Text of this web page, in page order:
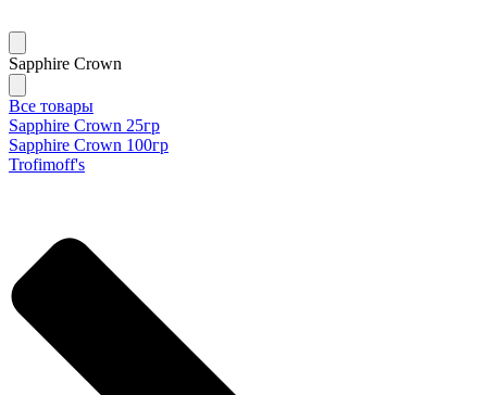
Sapphire Crown
Все товары
Sapphire Crown 25гр
Sapphire Crown 100гр
Trofimoff's